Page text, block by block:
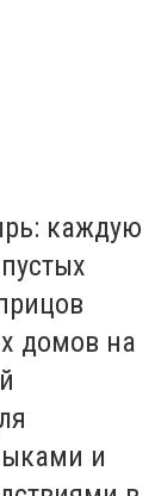
каждую
домов на
и